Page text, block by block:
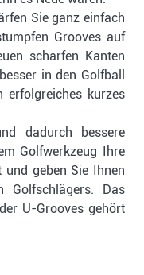
Sie ganz einfach
Grooves auf
scharfen Kanten
in den Golfball
erfolgreiches kurzes
dadurch bessere
Golfwerkzeug Ihre
geben Sie Ihnen
Golfschlägers. Das
U-Grooves gehört